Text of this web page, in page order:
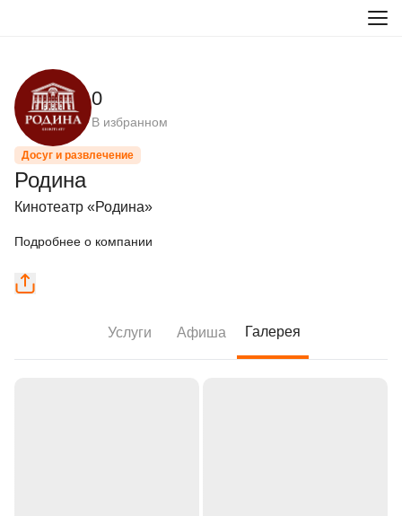
0
В избранном
Досуг и развлечение
Родина
Кинотеатр «Родина»
Подробнее о компании
Услуги Афиша Галерея